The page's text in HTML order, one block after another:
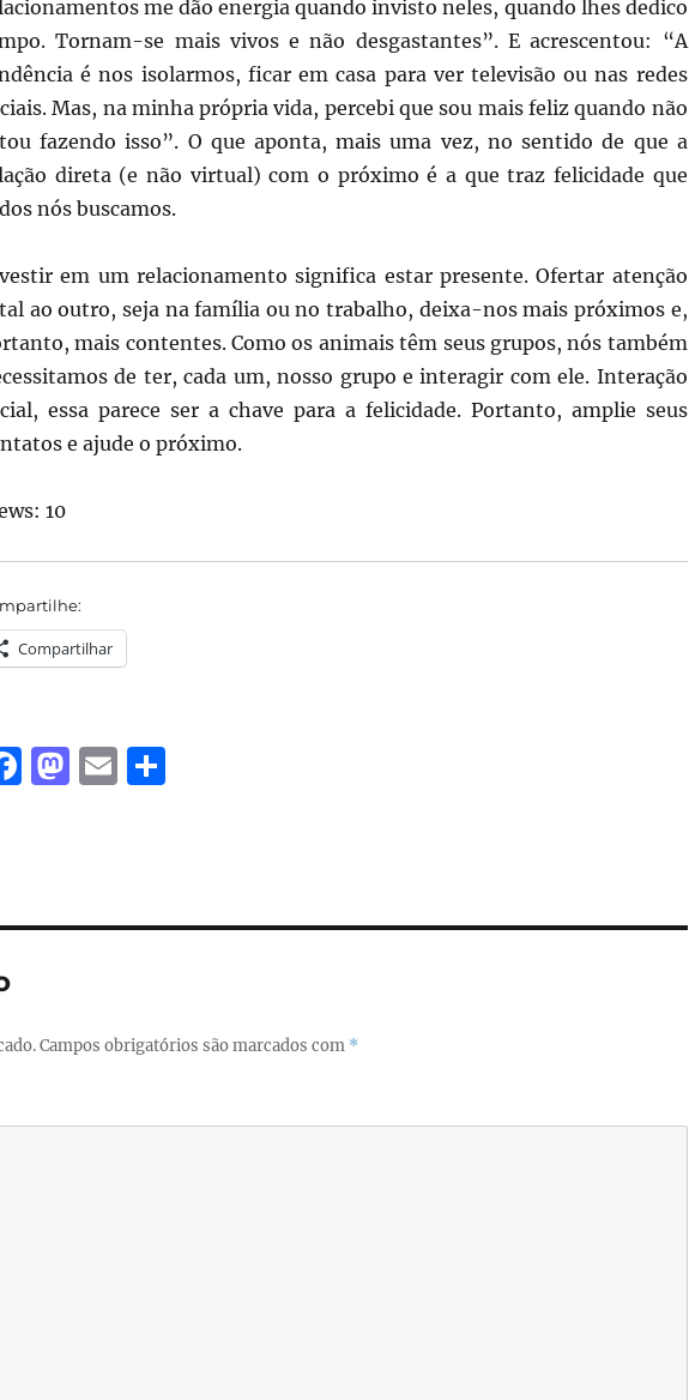
me dão energia quando invisto neles, quando lhes dedico
Tornam-se mais vivos e não desgastantes”. E acrescentou: “A
é nos isolarmos, ficar em casa para ver televisão ou nas redes
Mas, na minha própria vida, percebi que sou mais feliz quando não
fazendo isso”. O que aponta, mais uma vez, no sentido de que a
direta (e não virtual) com o próximo é a que traz felicidade que
nós buscamos.
em um relacionamento significa estar presente. Ofertar atenção
ao outro, seja na família ou no trabalho, deixa-nos mais próximos e,
mais contentes. Como os animais têm seus grupos, nós também
de ter, cada um, nosso grupo e interagir com ele. Interação
essa parece ser a chave para a felicidade. Portanto, amplie seus
e ajude o próximo.
10
Compartilhar
F
b
k
M
d
E S
Campos obrigatórios são marcados com *